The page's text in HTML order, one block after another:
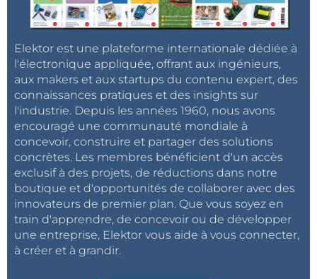
Elektor est une plateforme internationale dédiée à
l'électronique appliquée, offrant aux ingénieurs,
aux makers et aux startups du contenu expert, des
connaissances pratiques et des insights sur
l'industrie. Depuis les années 1960, nous avons
encouragé une communauté mondiale à
concevoir, construire et partager des solutions
concrètes. Les membres bénéficient d'un accès
exclusif à des projets, de réductions dans notre
boutique et d'opportunités de collaborer avec des
innovateurs de premier plan. Que vous soyez en
train d'apprendre, de concevoir ou de développer
une entreprise, Elektor vous aide à vous connecter,
à créer et à grandir.